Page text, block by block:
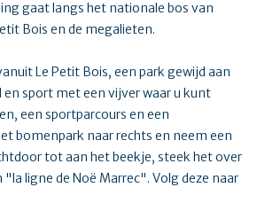
gaat langs het nationale bos van
Bois en de megalieten.
Le Petit Bois, een park gewijd aan
sport met een vijver waar u kunt
een sportparcours en een
bomenpark naar rechts en neem een
tot aan het beekje, steek het over
ligne de Noë Marrec". Volg deze naar